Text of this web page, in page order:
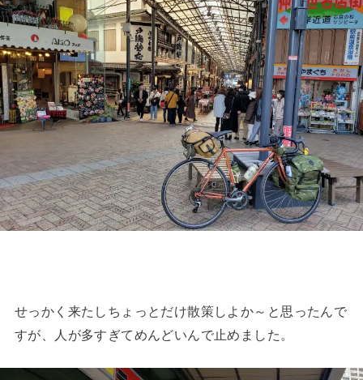
せっかく来たしちょっとだけ散策しよか～と思ったんで
すが、人が多すぎてめんどいんで止めました。